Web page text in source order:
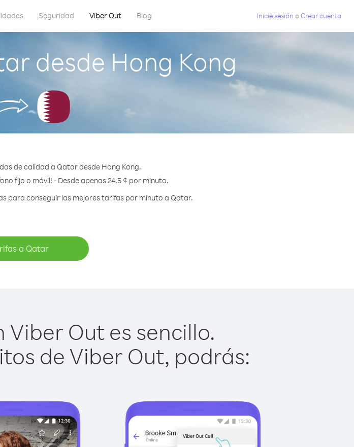
Seguridad Viber Out Blog Inicie sesión oCrear cuenta
desde Hong Kong
de calidad a Qatar desde Hong Kong.
fijo o móvil! - Desde apenas 24.5 ¢ por minuto.
para conseguir las mejores tarifas por minuto a Qatar.
a Qatar
Out es sencillo.
de Viber Out, podrás: